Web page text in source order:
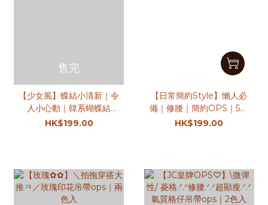
售完
【少女風】蝶結小清新｜令
人小心動｜韓系蝴蝶結
OPS
HK$199.00
【日常簡約Style】懶人必
備｜修腰｜簡約OPS｜5色
入
HK$199.00